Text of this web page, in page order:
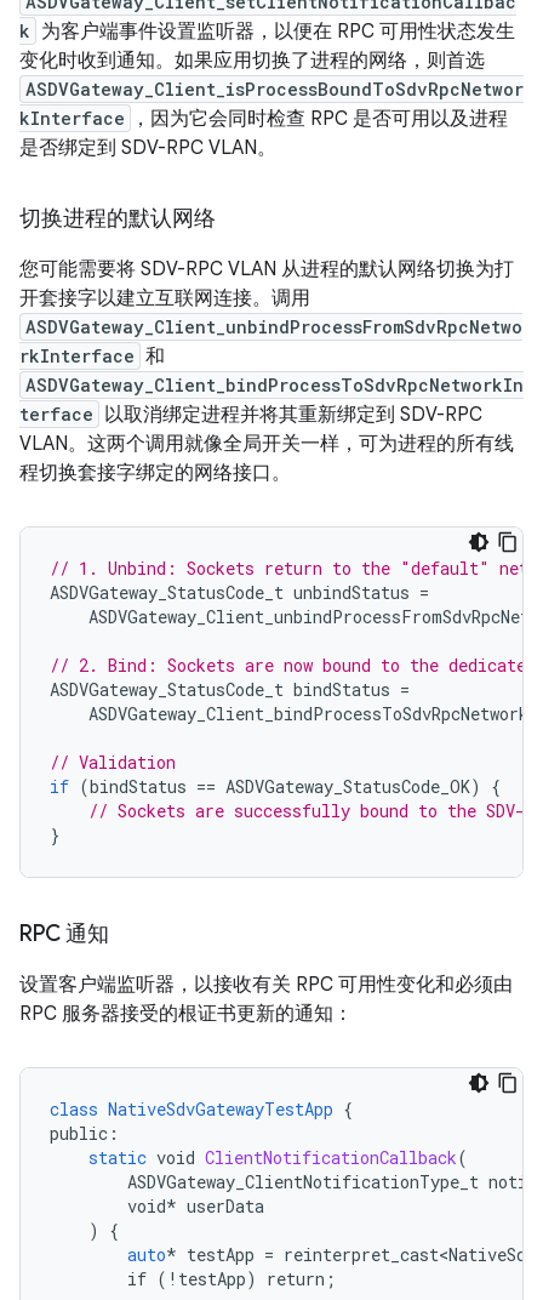
k 为客户端事件设置监听器，以便在 RPC 可用性状态发生
变化时收到通知。如果应用切换了进程的网络，则首选
ASDVGateway_Client_isProcessBoundToSdvRpcNetwor
kInterface
，因为它会同时检查 RPC 是否可用以及进程
是否绑定到 SDV-RPC VLAN。
切换进程的默认网络
您可能需要将 SDV-RPC VLAN 从进程的默认网络切换为打
开套接字以建立互联网连接。调用
ASDVGateway_Client_unbindProcessFromSdvRpcNetwo
rkInterface 和
ASDVGateway_Client_bindProcessToSdvRpcNetworkIn
terface 以取消绑定进程并将其重新绑定到 SDV-RPC
VLAN。这两个调用就像全局开关一样，可为进程的所有线
程切换套接字绑定的网络接口。
// 1. Unbind: Sockets return to the "default"
ASDVGateway_StatusCode_t unbindStatus =
// 2. Bind: Sockets are now bound to the dedicated
ASDVGateway_StatusCode_t bindStatus =
// Validation
if (bindStatus == ASDVGateway_StatusCode_OK)
{
// Sockets are successfully bound to the SDV-
}
RPC 通知
设置客户端监听器，以接收有关 RPC 可用性变化和必须由
RPC 服务器接受的根证书更新的通知：
class NativeSdvGatewayTestApp {
public :
static void ClientNotificationCallback(
ASDVGateway_ClientNotificationType_t
void* userData
)
{
auto* testApp =
if (!testApp) return ;